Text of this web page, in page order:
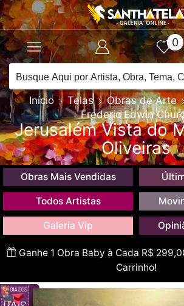
0
Início Telas Obras de Arte
Frederic Edwin
Jerusalém Vista do
Oliveiras
Obras Mais Vendidas
Todos Artistas
Galeria Vip
Ganhe 1 Obra Baby à Cada R$
Carrinho!